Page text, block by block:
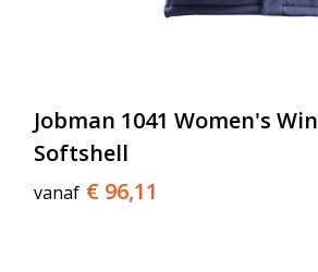
Jobman 1041 Women's
Softshell
vanaf € 96,11